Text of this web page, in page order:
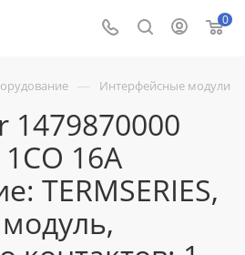
0
— Интерфейсные модули
1479870000
16A
TERMSERIES,